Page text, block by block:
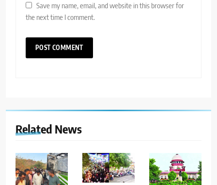
Save my name, email, and website in this browser for
the next time I comment.
Related News